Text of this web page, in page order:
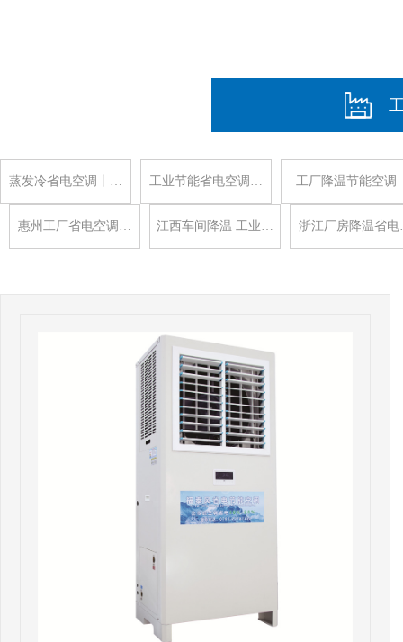
蒸发冷省电空调丨… 工业节能省电空调… 工厂降温节能空调
惠州工厂省电空调… 江西车间降温 工业… 浙江厂房降温省